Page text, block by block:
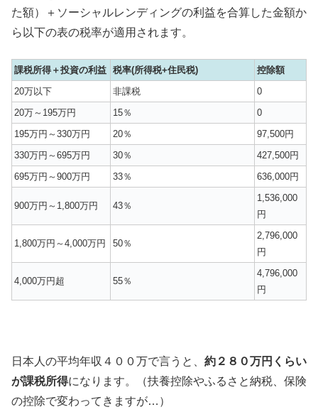
た額）＋ソーシャルレンディングの利益を合算した金額か
ら以下の表の税率が適用されます。
課税所得＋投資の利益 税率(所得税+住民税)
控除額
20万以下
非課税
0
20万～195万円
15％
0
195万円～330万円
20％
97,500円
330万円～695万円
30％
427,500円
695万円～900万円
33％ 636,000円
900万円～1,800万円 43％
1,536,000
円
1,800万円～4,000万円 50％
2,796,000
円
4,000万円超 55％
4,796,000
円
日本人の平均年収４００万で言うと、 約２８０万円くらい
が課税所得になります。（扶養控除やふるさと納税、保険
の控除で変わってきますが…）